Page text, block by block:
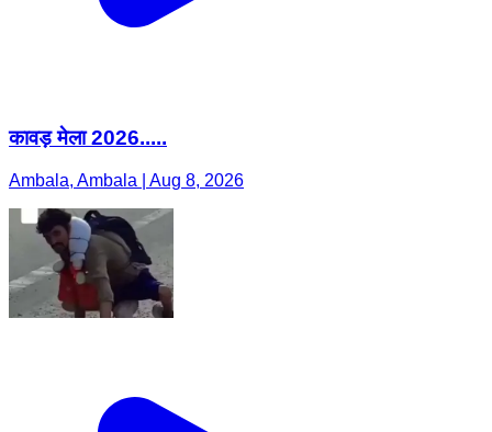
कावड़ मेला 2026.....
Ambala, Ambala | Aug 8, 2026